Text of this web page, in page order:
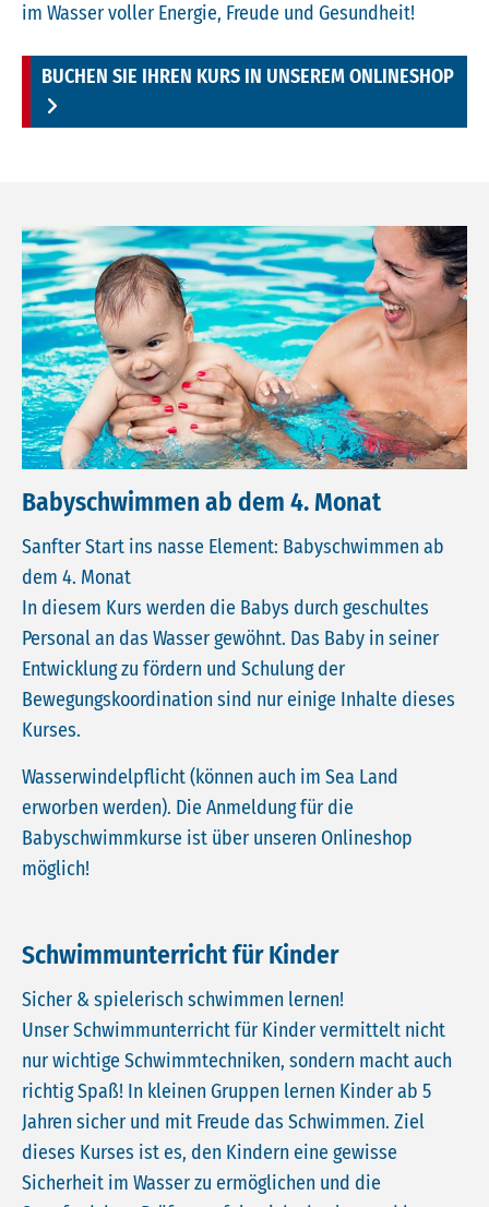
im Wasser voller Energie, Freude und Gesundheit!
BUCHEN SIE IHREN KURS IN UNSEREM ONLINESHOP
Babyschwimmen ab dem 4. Monat
Sanfter Start ins nasse Element: Babyschwimmen ab
dem 4. Monat
In diesem Kurs werden die Babys durch geschultes
Personal an das Wasser gewöhnt. Das Baby in seiner
Entwicklung zu fördern und Schulung der
Bewegungskoordination sind nur einige Inhalte dieses
Kurses.
Wasserwindelpflicht (können auch im Sea Land
erworben werden). Die Anmeldung für die
Babyschwimmkurse ist über unseren Onlineshop
möglich!
Schwimmunterricht für Kinder
Sicher & spielerisch schwimmen lernen!
Unser Schwimmunterricht für Kinder vermittelt nicht
nur wichtige Schwimmtechniken, sondern macht auch
richtig Spaß! In kleinen Gruppen lernen Kinder ab 5
Jahren sicher und mit Freude das Schwimmen. Ziel
dieses Kurses ist es, den Kindern eine gewisse
Sicherheit im Wasser zu ermöglichen und die